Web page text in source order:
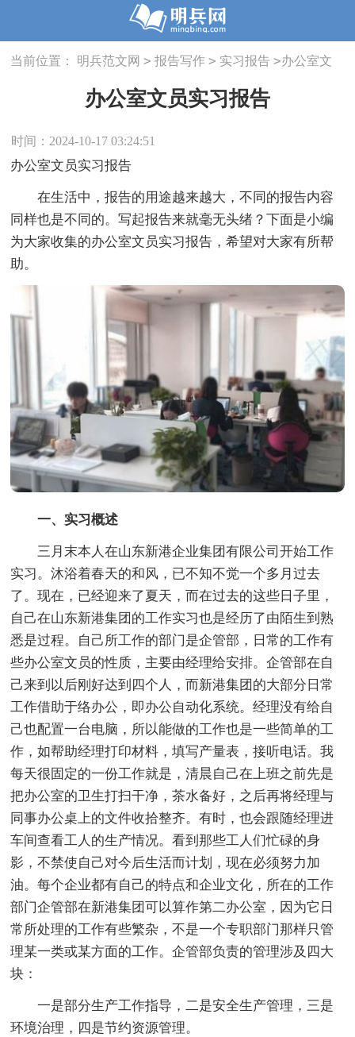
当前位置： 明兵范文网 > 报告写作 > 实习报告 >办公室文
办公室文员实习报告
时间：2024-10-17 03:24:51
办公室文员实习报告
在生活中，报告的用途越来越大，不同的报告内容
同样也是不同的。写起报告来就毫无头绪？下面是小编
为大家收集的办公室文员实习报告，希望对大家有所帮
助。
一、实习概述
三月末本人在山东新港企业集团有限公司开始工作
实习。沐浴着春天的和风，已不知不觉一个多月过去
了。现在，已经迎来了夏天，而在过去的这些日子里，
自己在山东新港集团的工作实习也是经历了由陌生到熟
悉是过程。自己所工作的部门是企管部，日常的工作有
些办公室文员的性质，主要由经理给安排。企管部在自
己来到以后刚好达到四个人，而新港集团的大部分日常
工作借助于络办公，即办公自动化系统。经理没有给自
己也配置一台电脑，所以能做的工作也是一些简单的工
作，如帮助经理打印材料，填写产量表，接听电话。我
每天很固定的一份工作就是，清晨自己在上班之前先是
把办公室的卫生打扫干净，茶水备好，之后再将经理与
同事办公桌上的文件收拾整齐。有时，也会跟随经理进
车间查看工人的生产情况。看到那些工人们忙碌的身
影，不禁使自己对今后生活而计划，现在必须努力加
油。每个企业都有自己的特点和企业文化，所在的工作
部门企管部在新港集团可以算作第二办公室，因为它日
常所处理的工作有些繁杂，不是一个专职部门那样只管
理某一类或某方面的工作。企管部负责的管理涉及四大
块：
一是部分生产工作指导，二是安全生产管理，三是
环境治理，四是节约资源管理。